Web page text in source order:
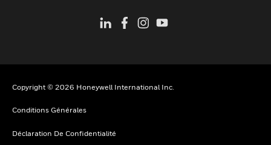
Copyright © 2026 Honeywell International Inc.
Conditions Générales
Déclaration De Confidentialité